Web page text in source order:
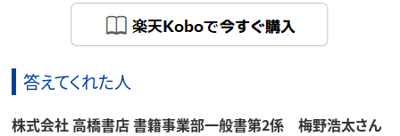
答えてくれた人
株式会社 高橋書店 書籍事業部一般書第2係 梅野浩太さん